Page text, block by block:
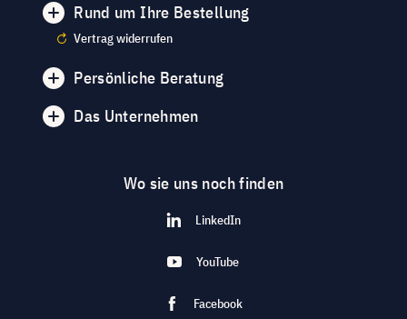
Rund um Ihre Bestellung
Vertrag widerrufen
Persönliche Beratung
Das Unternehmen
Wo sie uns noch finden
LinkedIn
YouTube
Facebook